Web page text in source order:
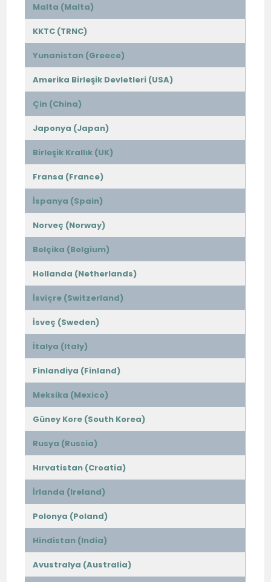
Malta (Malta)
KKTC (TRNC)
Yunanistan (Greece)
Amerika Birleşik Devletleri (USA)
Çin (China)
Japonya (Japan)
Birleşik Krallık (UK)
Fransa (France)
İspanya (Spain)
Norveç (Norway)
Belçika (Belgium)
Hollanda (Netherlands)
İsviçre (Switzerland)
İsveç (Sweden)
İtalya (Italy)
Finlandiya (Finland)
Meksika (Mexico)
Güney Kore (South Korea)
Rusya (Russia)
Hırvatistan (Croatia)
İrlanda (Ireland)
Polonya (Poland)
Hindistan (India)
Avustralya (Australia)